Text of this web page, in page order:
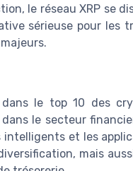
le réseau XRP se
sérieuse pour les
le top 10 des
le secteur
et les
mais